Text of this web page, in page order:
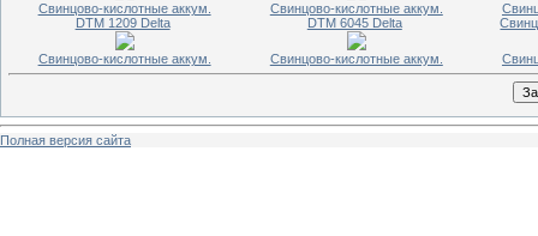
Свинцово-кислотные аккум. Свинцово-кислотные аккум.
DTM 1209 Delta
Свинцово-кислотные аккум.
DTM 6045 Delta
Свинцово-кислотные аккум.
Полная версия сайта